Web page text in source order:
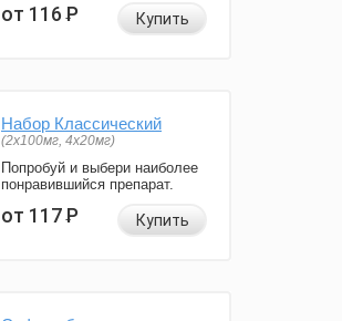
от 116Р Купить
Набор Классический
(2x100мг, 4x20мг)
Попробуй и выбери наиболее
понравившийся препарат.
от 117Р Купить